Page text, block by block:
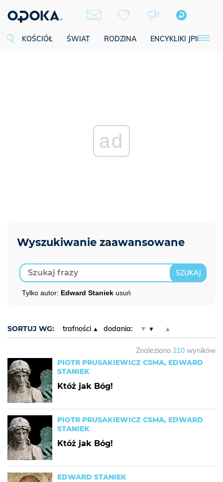
KOŚCIÓŁ ŚWIAT RODZINA ENCYKLIKI JPII
ad
Tylko autor: Edward Staniek usuń
SORTUJ WG: trafności dodania: ▼ ▲
Znaleziono 210 wyników
PIOTR PRUSAKIEWICZ CSMA, EDWARD
STANIEK
Któż jak Bóg!
PIOTR PRUSAKIEWICZ CSMA, EDWARD
STANIEK
Któż jak Bóg!
EDWARD STANIEK